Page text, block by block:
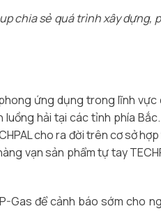
chia sẻ quá trình xây dựng,
ứng dụng trong lĩnh vực
hải tại các tỉnh phía
cho ra đời trên cơ sở
vạn sản phẩm tự tay
Gas để cảnh báo sớm cho